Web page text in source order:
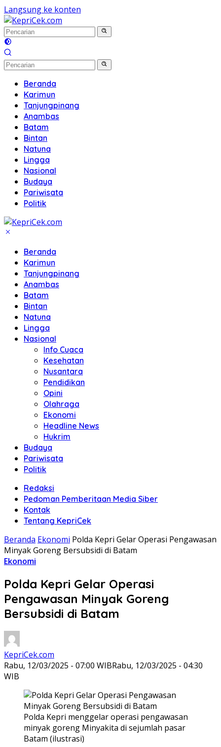
Langsung ke konten
Beranda
Karimun
Tanjungpinang
Anambas
Batam
Bintan
Natuna
Lingga
Nasional
Budaya
Pariwisata
Politik
Beranda
Karimun
Tanjungpinang
Anambas
Batam
Bintan
Natuna
Lingga
Nasional
Info Cuaca
Kesehatan
Nusantara
Pendidikan
Opini
Olahraga
Ekonomi
Headline News
Hukrim
Budaya
Pariwisata
Politik
Redaksi
Pedoman Pemberitaan Media Siber
Kontak
Tentang KepriCek
Beranda Ekonomi Polda Kepri Gelar Operasi Pengawasan
Minyak Goreng Bersubsidi di Batam
Ekonomi
Polda Kepri Gelar Operasi
Pengawasan Minyak Goreng
Bersubsidi di Batam
KepriCek.com
Rabu, 12/03/2025 - 07:00 WIBRabu, 12/03/2025 - 04:30
WIB
Polda Kepri menggelar operasi pengawasan
minyak goreng Minyakita di sejumlah pasar
Batam (ilustrasi)